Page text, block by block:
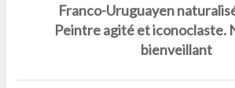
Franco-Uruguayen
Peintre agité et iconoclaste.
bienveillant